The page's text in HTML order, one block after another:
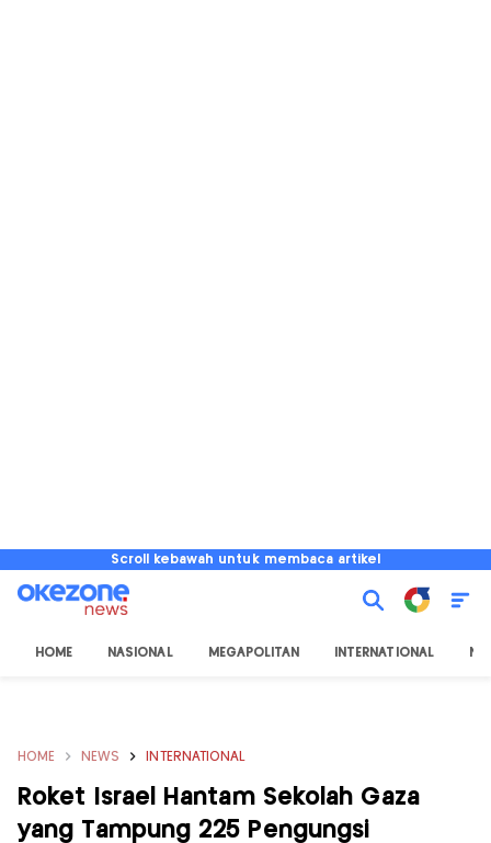
Scroll kebawah untuk membaca artikel
HOME NASIONAL MEGAPOLITAN INTERNATIONAL
HOME NEWS INTERNATIONAL
Roket Israel Hantam Sekolah Gaza
yang Tampung 225 Pengungsi